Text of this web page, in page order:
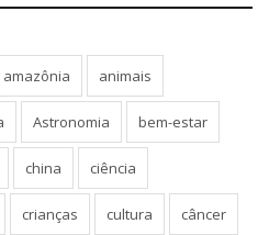
amazônia animais
Astronomia bem-estar
china ciência
crianças cultura câncer